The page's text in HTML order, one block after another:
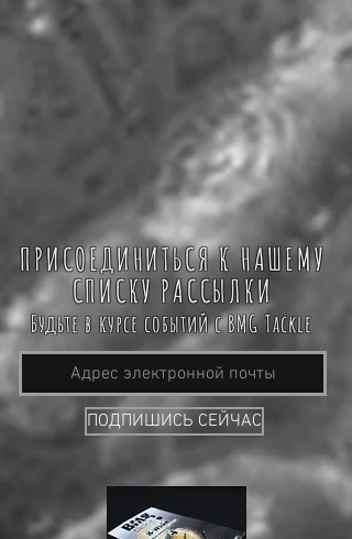
ПРИСОЕДИНИТЬСЯ К НАШЕМУ
СПИСКУ РАССЫЛКИ
Будьте в курсе событий с BMG Tackle
ПОДПИШИСЬ СЕЙЧАС